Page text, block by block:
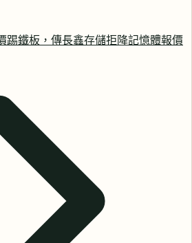
踢鐵板，傳長鑫存儲拒降記憶體報價